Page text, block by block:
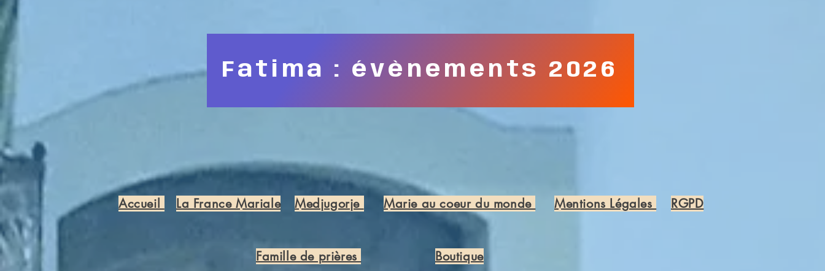
Fatima : évènements 2026
Accueil La France Mariale Medjugorje Marie au coeur du monde Mentions Légales RGPD
Famille de prières Boutique